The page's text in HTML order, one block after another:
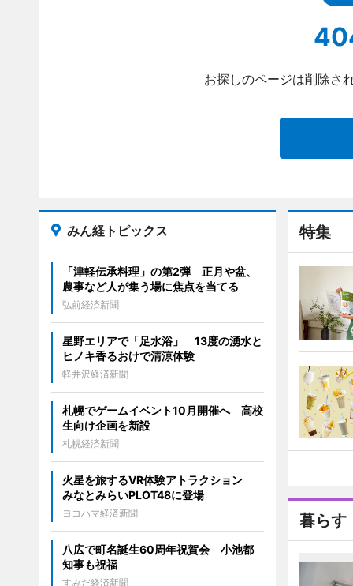
お探しのページは削除さ
特集
暮らす
みん経トピックス
「津軽伝承料理」の第2弾 正月や盆、
農事など人が集う場に焦点を当てる
弘前経済新聞
星野エリアで「足水浴」 13度の湧水と
ヒノキ香るおけで清涼体験
軽井沢経済新聞
札幌でゲームイベント10月開催へ 高校
生向け企画を新設
札幌経済新聞
火星を旅するVR体験アトラクション
みなとみらいPLOT48に登場
ヨコハマ経済新聞
八広で町名誕生60周年祝賀会 小池都
知事も祝福
すみだ経済新聞